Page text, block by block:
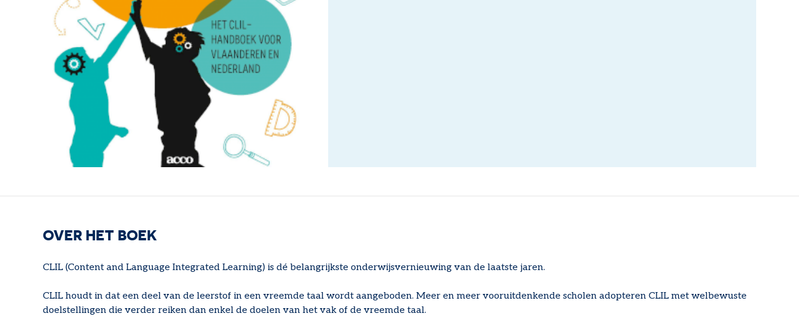
OVER HET BOEK
CLIL (Content and Language Integrated Learning) is dé belangrijkste onderwijsvernieuwing van de laatste jaren.
CLIL houdt in dat een deel van de leerstof in een vreemde taal wordt aangeboden. Meer en meer vooruitdenkende scholen adopteren CLIL met welbewuste
doelstellingen die verder reiken dan enkel de doelen van het vak of de vreemde taal.